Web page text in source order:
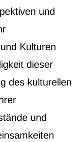
und
Kulturen
dieser
des kulturellen
und